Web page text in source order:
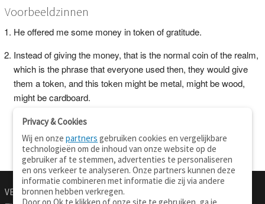
Voorbeeldzinnen
He offered me some money in token of gratitude.
Instead of giving the money, that is the normal coin of the realm,
which is the phrase that everyone used then, they would give
them a token, and this token might be metal, might be wood,
might be cardboard.
VERTALEN.NU
Privacy & Cookies
Wij en onzepartners gebruiken cookies en vergelijkbare
technologieën om de inhoud van onze website op de
gebruiker af te stemmen, advertenties te personaliseren
en ons verkeer te analyseren. Onze partners kunnen deze
informatie combineren met informatie die zij via andere
bronnen hebben verkregen.